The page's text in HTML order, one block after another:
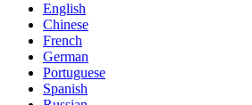
English
Chinese
French
German
Portuguese
Spanish